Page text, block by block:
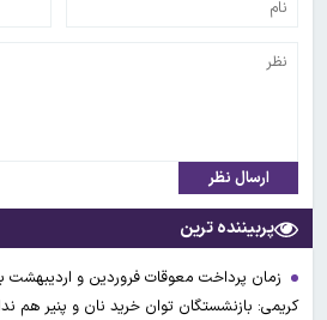
ارسال نظر
پربیننده ترین
زمان پرداخت معوقات فروردین و